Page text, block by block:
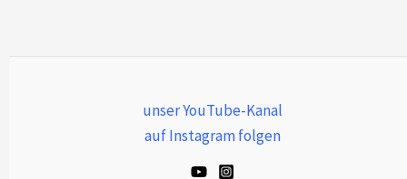
unser YouTube-Kanal
auf Instagram folgen